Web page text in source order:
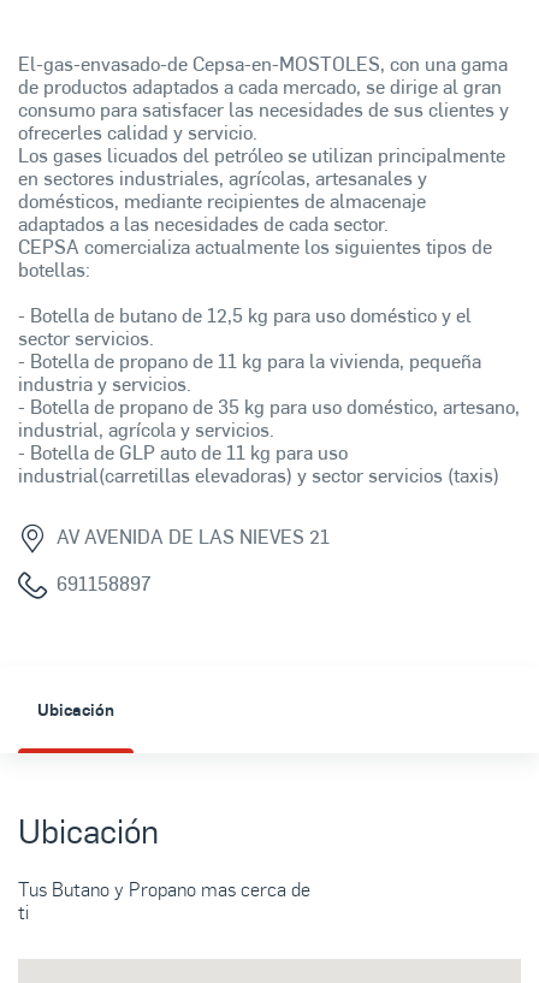
El-gas-envasado-de Cepsa-en-MOSTOLES, con una gama
de productos adaptados a cada mercado, se dirige al gran
consumo para satisfacer las necesidades de sus clientes y
ofrecerles calidad y servicio.
Los gases licuados del petróleo se utilizan principalmente
en sectores industriales, agrícolas, artesanales y
domésticos, mediante recipientes de almacenaje
adaptados a las necesidades de cada sector.
CEPSA comercializa actualmente los siguientes tipos de
botellas:
- Botella de butano de 12,5 kg para uso doméstico y el
sector servicios.
- Botella de propano de 11 kg para la vivienda, pequeña
industria y servicios.
- Botella de propano de 35 kg para uso doméstico, artesano,
industrial, agrícola y servicios.
- Botella de GLP auto de 11 kg para uso
industrial(carretillas elevadoras) y sector servicios (taxis)
AV AVENIDA DE LAS NIEVES 21
691158897
Ubicación
Ubicación
Tus Butano y Propano mas cerca de
ti